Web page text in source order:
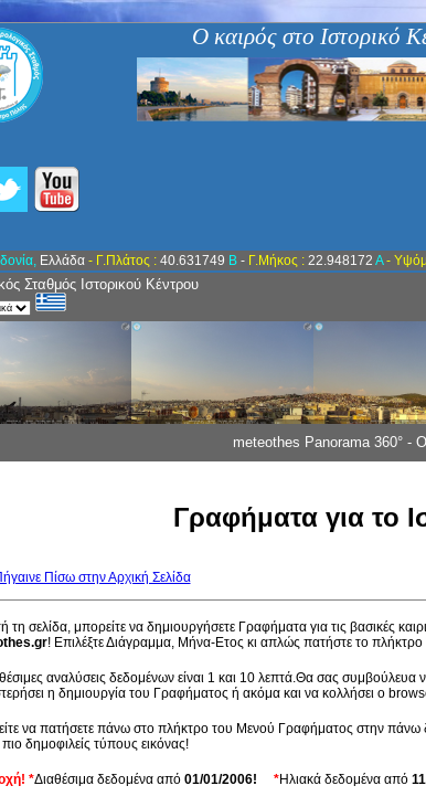
Ο καιρός στο Ιστορικό
Ελλάδα - Γ.Πλάτος :40.631749 Β- Γ.Μήκος :22.948172 Α-
Σταθμός Ιστορικού Κέντρου
meteothes Panorama 360° - Ο
Γραφήματα για το
Πίσω στην Αρχική Σελίδα
τη σελίδα, μπορείτε να δημιουργήσετε Γραφήματα για τις βασικές
! Επιλέξτε Διάγραμμα, Μήνα-Ετος κι απλώς πατήστε το πλήκτρο
αναλύσεις δεδομένων είναι 1 και 10 λεπτά.Θα σας συμβούλευα
η δημιουργία του Γραφήματος ή ακόμα και να κολλήσει ο
να πατήσετε πάνω στo πλήκτρο του Μενού Γραφήματος στην πάνω
δημοφιλείς τύπους εικόνας!
*Διαθέσιμα δεδομένα από 01/01/2006! *Ηλιακά δεδομένα από